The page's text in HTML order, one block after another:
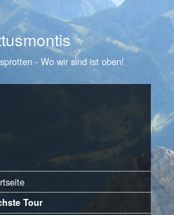
- Wo wir sind ist oben!
Tour